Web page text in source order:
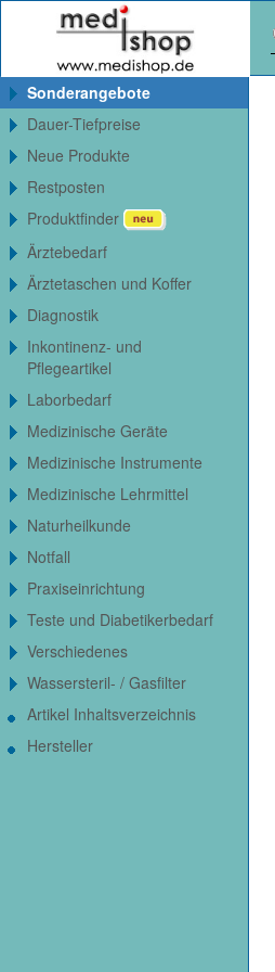
Sonderangebote
Dauer-Tiefpreise
Neue Produkte
Restposten
Produktfinder
Ärztebedarf
Ärztetaschen und Koffer
Diagnostik
Inkontinenz- und
Pflegeartikel
Laborbedarf
Medizinische Geräte
Medizinische Instrumente
Medizinische Lehrmittel
Naturheilkunde
Notfall
Praxiseinrichtung
Teste und Diabetikerbedarf
Verschiedenes
Wassersteril- / Gasfilter
Artikel Inhaltsverzeichnis
Hersteller